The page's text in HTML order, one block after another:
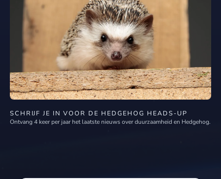
SCHRIJF JE IN VOOR DE HEDGEHOG HEADS-UP
Ontvang 4 keer per jaar het laatste nieuws over duurzaamheid en Hedgehog.